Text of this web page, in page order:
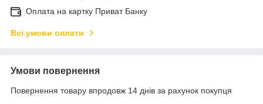
Оплата на картку Приват Банку
Всі умови оплати
Умови повернення
Повернення товару впродовж 14 днів за рахунок покупця